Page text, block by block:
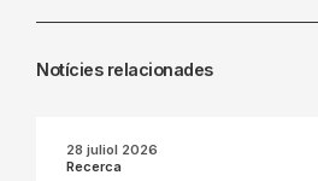
Notícies relacionades
28 juliol 2026
Recerca